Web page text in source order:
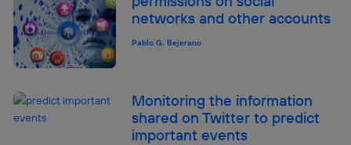
networks and other accounts
Pablo G. Bejerano
Monitoring the information
shared on Twitter to predict
important events